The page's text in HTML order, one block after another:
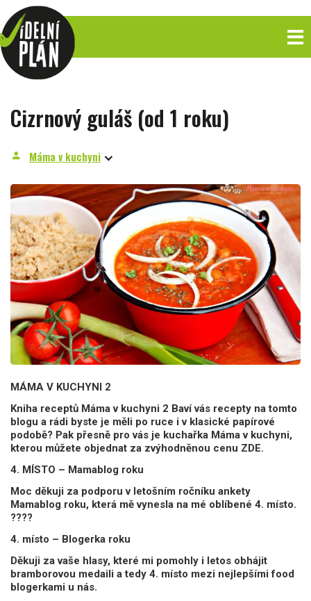
Cizrnový guláš (od 1 roku)
person Máma v kuchyni
MÁMA V KUCHYNI 2
Kniha receptů Máma v kuchyni 2 Baví vás recepty na tomto
blogu a rádi byste je měli po ruce i v klasické papírové
podobě? Pak přesně pro vás je kuchařka Máma v kuchyni,
kterou můžete objednat za zvýhodněnou cenu ZDE.
4. MÍSTO – Mamablog roku
Moc děkuji za podporu v letošním ročníku ankety
Mamablog roku, která mě vynesla na mé oblíbené 4. místo.
????
4. místo – Blogerka roku
Děkuji za vaše hlasy, které mi pomohly i letos obhájit
bramborovou medaili a tedy 4. místo mezi nejlepšími food
blogerkami u nás.